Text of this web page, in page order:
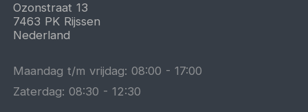
Ozonstraat 13
7463 PK Rijssen
Nederland
Maandag t/m vrijdag:08:00 -17:00
Zaterdag:08:30 -12:30